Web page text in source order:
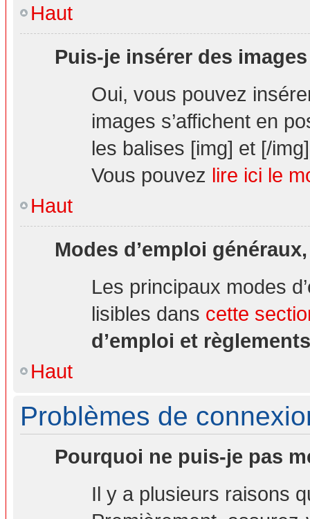
Haut
Puis-je insérer des
Oui, vous pouvez
images s’affichent en
les balises [img] et [/
Vous pouvez lire ici le
Haut
Modes d’emploi
Les principaux modes
lisibles dans cette
d’emploi et règlements
Haut
Problèmes de
Pourquoi ne puis-je pas
Il y a plusieurs raisons